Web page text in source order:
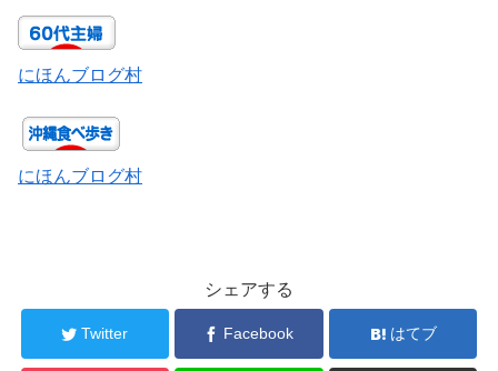
にほんブログ村
にほんブログ村
シェアする
Twitter Facebook はてブ